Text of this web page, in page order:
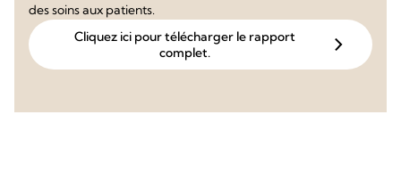
des soins aux patients.
Cliquez ici pour télécharger le rapport
complet.